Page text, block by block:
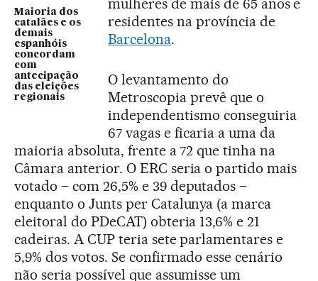
Maioria dos
catalães e os
demais
espanhóis
concordam
com
antecipação
das eleições
regionais
mulheres de mais de 65 anos e
residentes na província de
Barcelona.
O levantamento do
Metroscopia prevê que o
independentismo conseguiria
67 vagas e ficaria a uma da
maioria absoluta, frente a 72 que tinha na
Câmara anterior. O ERC seria o partido mais
votado – com 26,5% e 39 deputados –
enquanto o Junts per Catalunya (a marca
eleitoral do PDeCAT) obteria 13,6% e 21
cadeiras. A CUP teria sete parlamentares e
5,9% dos votos. Se confirmado esse cenário
não seria possível que assumisse um